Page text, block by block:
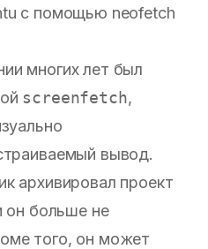
с помощью neofetch
многих лет был
screenfetch,
вывод.
архивировал проект
он больше не
того, он может